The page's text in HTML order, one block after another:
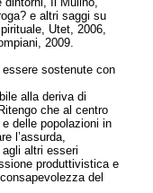
? e altri saggi su
Utet, 2006,
2009.
sostenute con
alla deriva di
che al centro
delle popolazioni in
l’assurda,
altri esseri
produttivistica e
del